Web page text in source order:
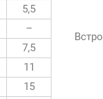
5,5
–
7,5
11
15